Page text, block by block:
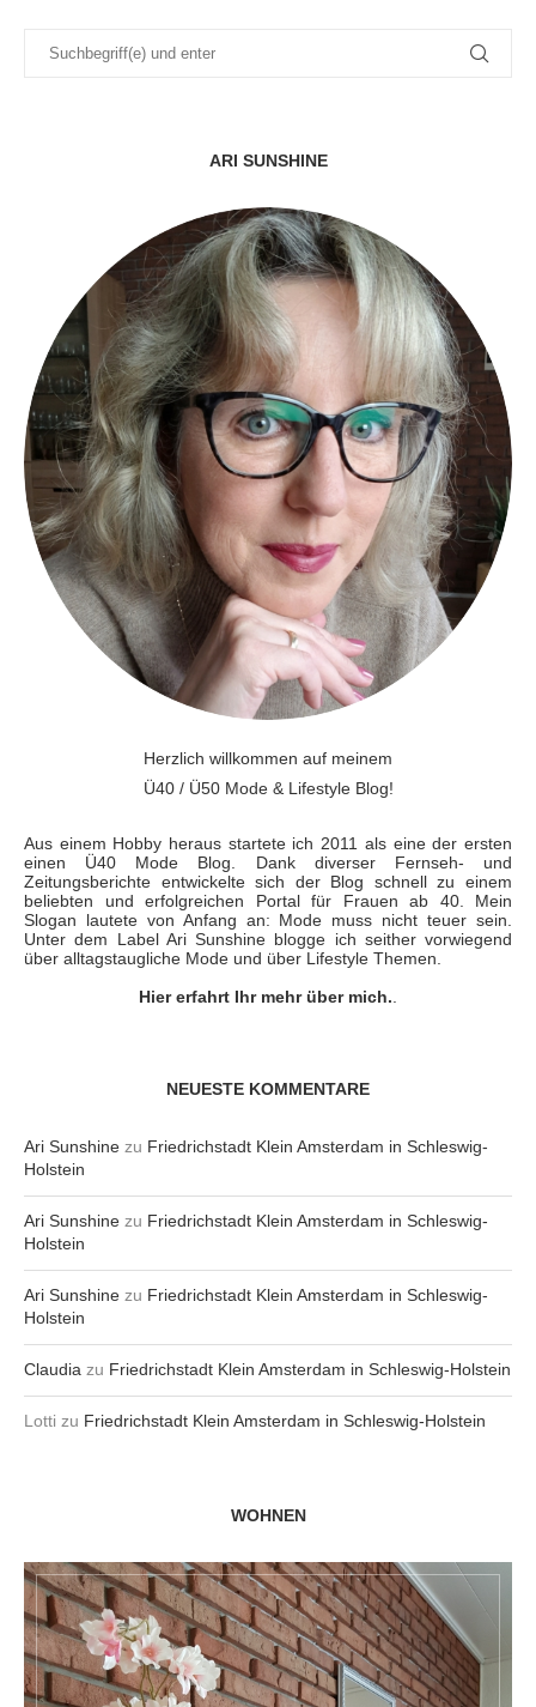
ARI SUNSHINE
Herzlich willkommen auf meinem
Ü40 / Ü50 Mode & Lifestyle Blog!
Aus einem Hobby heraus startete ich 2011 als eine der ersten
einen Ü40 Mode Blog. Dank diverser Fernseh- und
Zeitungsberichte entwickelte sich der Blog schnell zu einem
beliebten und erfolgreichen Portal für Frauen ab 40. Mein
Slogan lautete von Anfang an: Mode muss nicht teuer sein.
Unter dem Label Ari Sunshine blogge ich seither vorwiegend
über alltagstaugliche Mode und über Lifestyle Themen.
Hier erfahrt Ihr mehr über mich.
NEUESTE KOMMENTARE
Ari Sunshine zu Friedrichstadt Klein Amsterdam in Schleswig-
Holstein
Ari Sunshine zu Friedrichstadt Klein Amsterdam in Schleswig-
Holstein
Ari Sunshine zu Friedrichstadt Klein Amsterdam in Schleswig-
Holstein
Claudia zu Friedrichstadt Klein Amsterdam in Schleswig-Holstein
Lotti zu Friedrichstadt Klein Amsterdam in Schleswig-Holstein
WOHNEN